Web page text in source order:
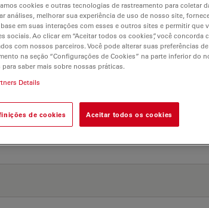
cookies e outras tecnologias de rastreamento para coletar
análises, melhorar sua experiência de uso de nosso site,
em suas interações com esses e outros sites e permitir que
sociais. Ao clicar em “Aceitar todos os cookies”, você concorda
com nossos parceiros. Você pode alterar suas preferências de
na seção “Configurações de Cookies” na parte inferior do
saber mais sobre nossas práticas.
Details
de cookies Aceitar todos os cookies